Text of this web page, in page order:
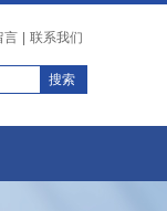
言 联系我们